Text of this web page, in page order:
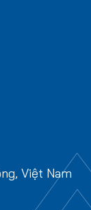
Việt Nam